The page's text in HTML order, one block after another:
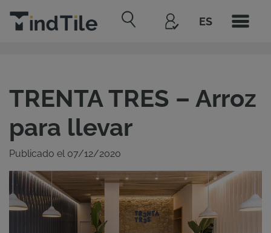
ES
TRENTA TRES – Arroz
para llevar
Publicado el 07/12/2020